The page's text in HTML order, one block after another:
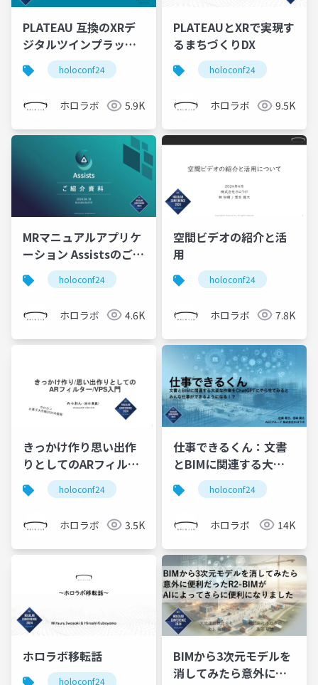
PLATEAU 互換のXRデ
ジタルツインプラット
フォーム「torinome」
の紹介
holoconf24
ホロラボ 5.9K
PLATEAUとXRで実現す
るまちづくりDX
holoconf24
ホロラボ 9.5K
MRマニュアルアプリケ
ーション Assistsのご紹
介
holoconf24
ホロラボ 4.6K
空間ビデオの紹介と活
用
holoconf24
ホロラボ 7.8K
きっかけ作り思い出作
りとしてのARフィルタ
ーVPS入門holoconf24
ホロラボ 3.5K
仕事できるくん：文書
とBIMに関連する大変
な作業をChatGPTにや
らせてみるとみんな仕
事ができるようにな
る！？
holoconf24
ホロラボ 14K
ホロラボ移転話
holoconf24
BIMから3次元モデルを
消してみたら意外に便